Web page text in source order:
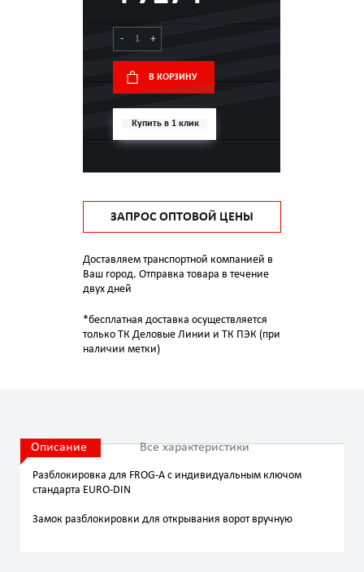
- +
В КОРЗИНУ
Купить в 1 клик
ЗАПРОС ОПТОВОЙ ЦЕНЫ
Доставляем транспортной компанией в
Ваш город. Отправка товара в течение
двух дней
*бесплатная доставка осуществляется
только ТК Деловые Линии и ТК ПЭК (при
наличии метки)
Описание Все характеристики
Разблокировка для FROG-A с индивидуальным ключом
стандарта EURO-DIN
Замок разблокировки для открывания ворот вручную